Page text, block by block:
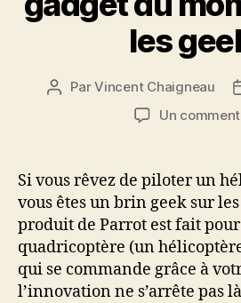
les
Auteur
ParVincent Chaigneau
Un
Si vous rêvez de piloter un
vous êtes un brin geek sur
produit de Parrot est fait pour
quadricoptère (un
qui se commande grâce à
l’innovation ne s’arrête pas